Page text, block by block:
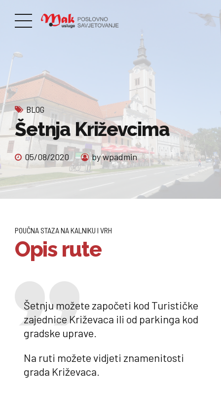
BLOG
Šetnja Križevcima
05/08/2020 by wpadmin
POUČNA STAZA NA KALNIKU I VRH
Opis rute
Šetnju možete započeti kod Turističke
zajednice Križevaca ili od parkinga kod
gradske uprave.
Na ruti možete vidjeti znamenitosti
grada Križevaca.